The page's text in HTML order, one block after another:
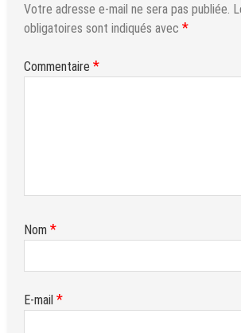
Votre adresse e-mail ne sera pas publiée.
obligatoires sont indiqués avec *
Commentaire *
Nom *
E-mail *